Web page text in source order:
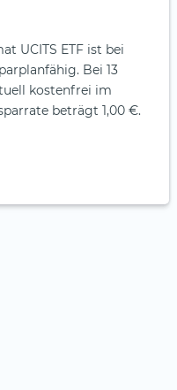
UCITS ETF ist bei
Bei 13
kostenfrei im
beträgt 1,00 €.